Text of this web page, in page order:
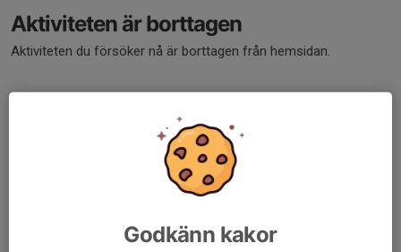
Aktiviteten är borttagen
Aktiviteten du försöker nå är borttagen från hemsidan.
Godkänn kakor